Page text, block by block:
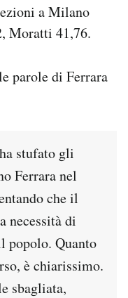
a Milano
Moratti 41,76.
parole di Ferrara
stufato gli
Ferrara nel
che il
necessità di
popolo. Quanto
è chiarissimo.
sbagliata,